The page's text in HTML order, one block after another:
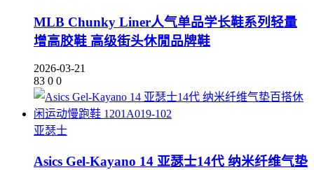
MLB Chunky Liner人气单品学长鞋系列轻量
增高胶鞋 高级街头休閒品牌鞋
2026-03-21
83 0 0
亚瑟士
Asics Gel-Kayano 14 亚瑟士14代 纳米纤维气垫